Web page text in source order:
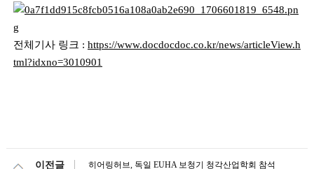
전체기사 링크 : https://www.docdocdoc.co.kr/news/articleView.h
tml?idxno=3010901
이전글 히어링허브, 독일 EUHA 보청기 청각산업학회 참석